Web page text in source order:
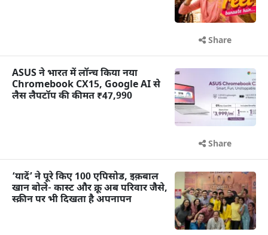
Share
ASUS ने भारत में लॉन्च किया नया
Chromebook CX15, Google AI से
लैस लैपटॉप की कीमत ₹47,990
Share
‘यादें’ ने पूरे किए 100 एपिसोड, इक़बाल
खान बोले- कास्ट और क्रू अब परिवार जैसे,
स्क्रीन पर भी दिखता है अपनापन